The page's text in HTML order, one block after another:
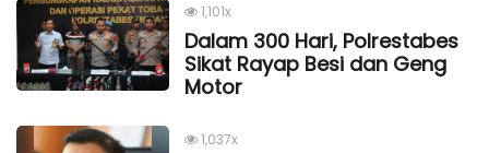
1,101x
Dalam 300 Hari, Polrestabes
Sikat Rayap Besi dan Geng
Motor
1,037x